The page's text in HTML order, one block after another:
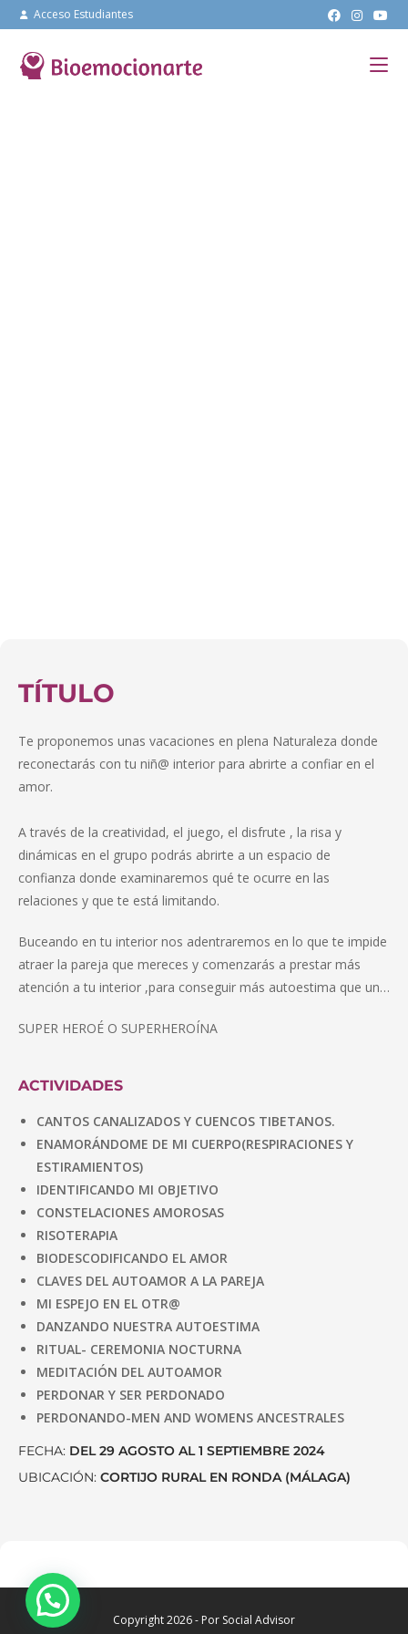
Acceso Estudiantes
TÍTULO
Te proponemos unas vacaciones en plena Naturaleza donde
reconectarás con tu niñ@ interior para abrirte a confiar en el
amor.
A través de la creatividad, el juego, el disfrute , la risa y
dinámicas en el grupo podrás abrirte a un espacio de
confianza donde examinaremos qué te ocurre en las
relaciones y que te está limitando.
Buceando en tu interior nos adentraremos en lo que te impide
atraer la pareja que mereces y comenzarás a prestar más
atención a tu interior ,para conseguir más autoestima que un…
SUPER HEROÉ O SUPERHEROÍNA
ACTIVIDADES
CANTOS CANALIZADOS Y CUENCOS TIBETANOS.
ENAMORÁNDOME DE MI CUERPO(RESPIRACIONES Y
ESTIRAMIENTOS)
IDENTIFICANDO MI OBJETIVO
CONSTELACIONES AMOROSAS
RISOTERAPIA
BIODESCODIFICANDO EL AMOR
CLAVES DEL AUTOAMOR A LA PAREJA
MI ESPEJO EN EL OTR@
DANZANDO NUESTRA AUTOESTIMA
RITUAL- CEREMONIA NOCTURNA
MEDITACIÓN DEL AUTOAMOR
PERDONAR Y SER PERDONADO
PERDONANDO-MEN AND WOMENS ANCESTRALES
FECHA: DEL 29 AGOSTO AL 1 SEPTIEMBRE 2024
UBICACIÓN: CORTIJO RURAL EN RONDA (MÁLAGA)
Copyright 2026 - Por Social Advisor